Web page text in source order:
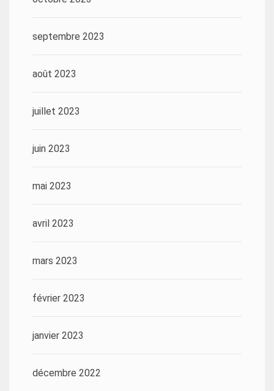
septembre 2023
août 2023
juillet 2023
juin 2023
mai 2023
avril 2023
mars 2023
février 2023
janvier 2023
décembre 2022